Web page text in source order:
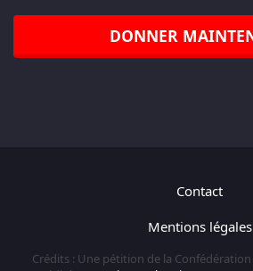
DONNER
Contact
Mentions légales
Crédits : Une pétition de la